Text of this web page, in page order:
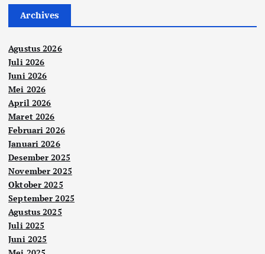
Archives
Agustus 2026
Juli 2026
Juni 2026
Mei 2026
April 2026
Maret 2026
Februari 2026
Januari 2026
Desember 2025
November 2025
Oktober 2025
September 2025
Agustus 2025
Juli 2025
Juni 2025